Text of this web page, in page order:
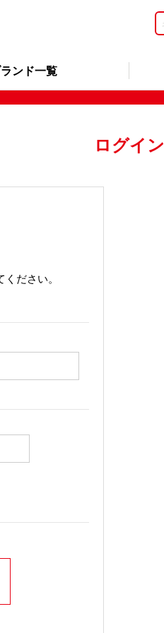
ンド一覧
ログイン
ださい。